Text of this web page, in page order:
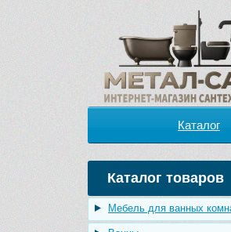
Каталог
Каталог товаров
Мебель для ванных